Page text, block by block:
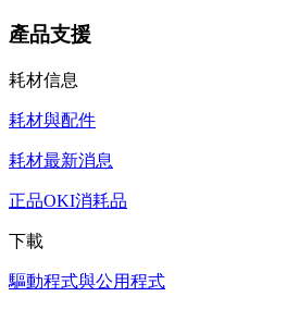
產品支援
耗材信息
耗材與配件
耗材最新消息
正品OKI消耗品
下載
驅動程式與公用程式